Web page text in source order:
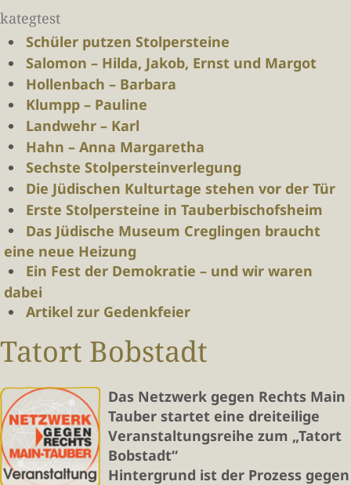
kategtest
Schüler putzen Stolpersteine
Salomon – Hilda, Jakob, Ernst und Margot
Hollenbach – Barbara
Klumpp – Pauline
Landwehr – Karl
Hahn – Anna Margaretha
Sechste Stolpersteinverlegung
Die Jüdischen Kulturtage stehen vor der Tür
Erste Stolpersteine in Tauberbischofsheim
Das Jüdische Museum Creglingen braucht
eine neue Heizung
Ein Fest der Demokratie – und wir waren
dabei
Artikel zur Gedenkfeier
Tatort Bobstadt
Das Netzwerk gegen Rechts Main
Tauber startet eine dreiteilige
Veranstaltungsreihe zum „Tatort
Bobstadt“
Hintergrund ist der Prozess gegen